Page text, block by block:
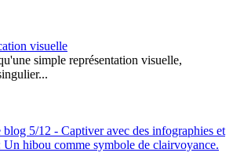
visuelle
simple représentation visuelle,